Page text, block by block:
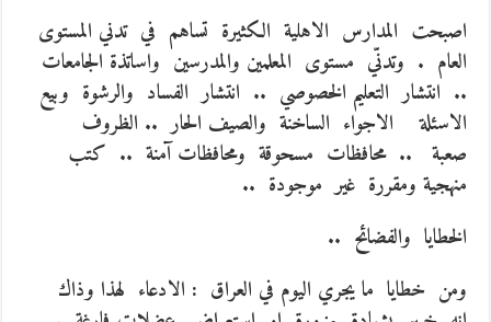
اصبحت المدارس الاهلية الكثيرة تساهم في تدني المستوى
العام . وتدنّي مستوى المعلمين والمدرسين واساتذة الجامعات
.. انتشار التعليم الخصوصي .. انتشار الفساد والرشوة وبيع
الاسئلة الاجواء الساخنة والصيف الحار .. الظروف
صعبة .. محافظات مسحوقة ومحافظات آمنة .. كتب
منهجية ومقررة غير موجودة ..
الخطايا والفضائح ..
ومن خطايا ما يجري اليوم في العراق : الادعاء لهذا وذاك